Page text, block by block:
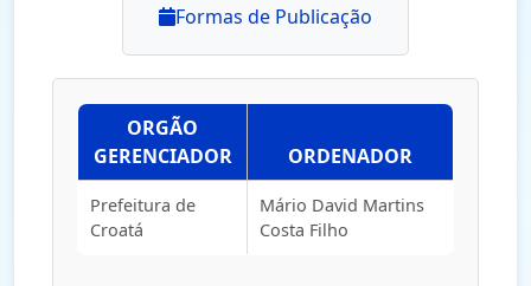
Formas de Publicação
ORGÃO
GERENCIADOR
ORDENADOR
Prefeitura de
Croatá
Mário David Martins
Costa Filho